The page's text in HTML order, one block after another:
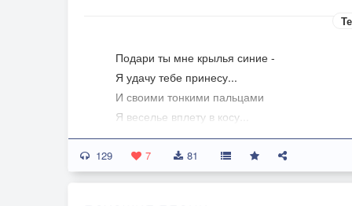
Подари ты мне крылья синие -
Я удачу тебе принесу...
И своими тонкими пальцами
Я веселье вплету в косу...
Чтобы, как только дотронешься,
Заискрились светлячки вокруг...
129 7 81